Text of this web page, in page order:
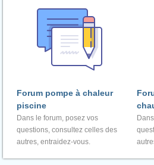
Forum pompe à chaleur
piscine
Dans le forum, posez vos
questions, consultez celles des
autres, entraidez-vous.